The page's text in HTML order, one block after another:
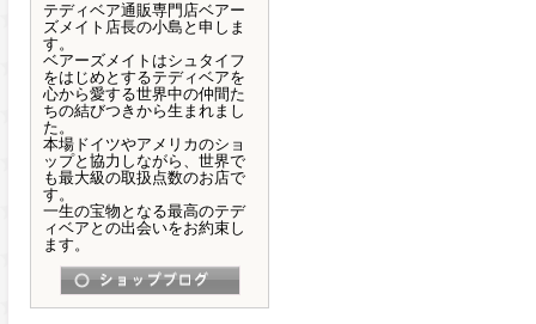
テディベア通販専門店ベアー
ズメイト店長の小島と申しま
す。
ベアーズメイトはシュタイフ
をはじめとするテディベアを
心から愛する世界中の仲間た
ちの結びつきから生まれまし
た。
本場ドイツやアメリカのショ
ップと協力しながら、世界で
も最大級の取扱点数のお店で
す。
一生の宝物となる最高のテデ
ィベアとの出会いをお約束し
ます。